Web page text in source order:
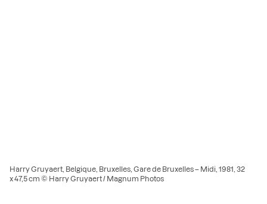
Harry Gruyaert, Belgique, Bruxelles, Gare de Bruxelles – Midi, 1981, 32
x 47,5 cm © Harry Gruyaert / Magnum Photos